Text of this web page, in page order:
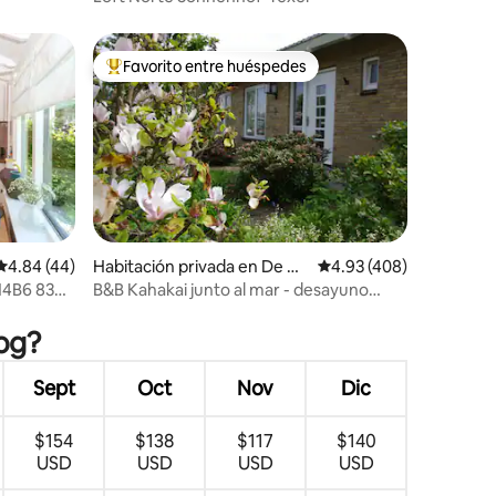
promedio: 4.84 de 5; 44 evaluaciones
4.84 (44)
838E
De los mejores en Favorito entre huéspedes
Favorito entre huéspedes
Habitación privada en De Ko
og
Calificación promedio:
4.93 (408)
B&B Kahakai junto al mar - desayuno
Sept Oct Nov Dic
$154
USD
$138
USD
$117
USD
$140
USD